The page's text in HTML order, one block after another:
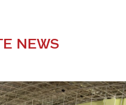
NEWS